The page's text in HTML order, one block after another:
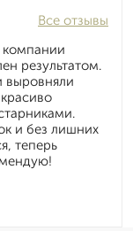
Все отзывы
компании
результатом.
выровняли
и без лишних
теперь